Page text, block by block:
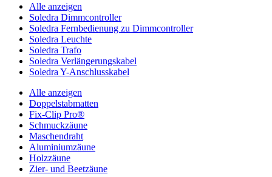
Alle anzeigen
Soledra Dimmcontroller
Soledra Fernbedienung zu Dimmcontroller
Soledra Leuchte
Soledra Trafo
Soledra Verlängerungskabel
Soledra Y-Anschlusskabel
Alle anzeigen
Doppelstabmatten
Fix-Clip Pro®
Schmuckzäune
Maschendraht
Aluminiumzäune
Holzzäune
Zier- und Beetzäune